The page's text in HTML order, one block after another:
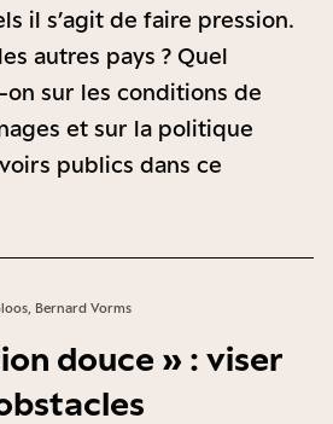
il s’agit de faire pression.
autres pays ? Quel
sur les conditions de
et sur la politique
publics dans ce
Bernard Vorms
douce » : viser